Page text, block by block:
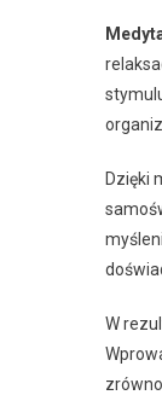
Dzięki
W